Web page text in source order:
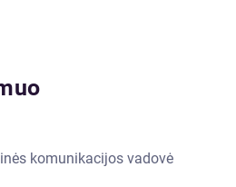
komunikacijos vadovė